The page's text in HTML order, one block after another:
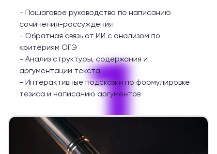
1
- Пошаговое руководство по написанию
сочинения-рассуждения
- Обратная связь от ИИ с анализом по
критериям ОГЭ
- Анализ структуры, содержания и
аргументации текста
- Интерактивные подсказки по формулировке
тезиса и написанию аргументов